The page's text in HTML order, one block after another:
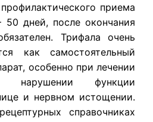
приема
дней, после окончания
Трифала очень
как самостоятельный
особенно при лечении
нарушении функции
и нервном истощении.
справочниках